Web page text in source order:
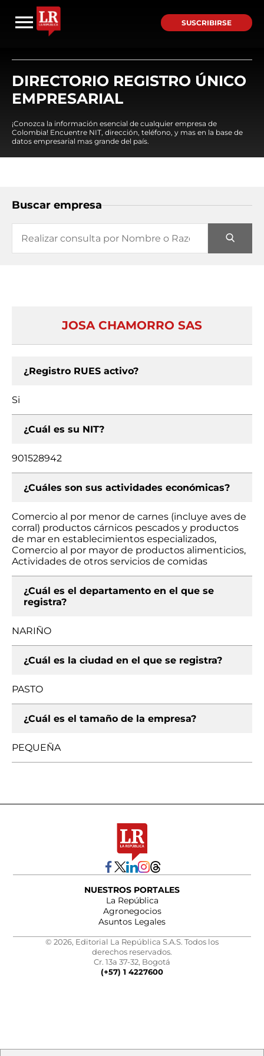
SUSCRIBIRSE
DIRECTORIO REGISTRO ÚNICO
EMPRESARIAL
¡Conozca la información esencial de cualquier empresa de
Colombia! Encuentre NIT, dirección, teléfono, y mas en la base de
datos empresarial mas grande del país.
Buscar empresa
JOSA CHAMORRO SAS
¿Registro RUES activo?
Si
¿Cuál es su NIT?
901528942
¿Cuáles son sus actividades económicas?
Comercio al por menor de carnes (incluye aves de
corral) productos cárnicos pescados y productos
de mar en establecimientos especializados,
Comercio al por mayor de productos alimenticios,
Actividades de otros servicios de comidas
¿Cuál es el departamento en el que se
registra?
NARIÑO
¿Cuál es la ciudad en el que se registra?
PASTO
¿Cuál es el tamaño de la empresa?
PEQUEÑA
NUESTROS PORTALES
La República
Agronegocios
Asuntos Legales
© 2026, Editorial La República S.A.S. Todos los
derechos reservados.
Cr. 13a 37-32, Bogotá
(+57) 1 4227600